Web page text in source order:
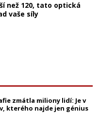
než 120, tato optická
vaše síly
zmátla miliony lidí: Je v
kterého najde jen génius